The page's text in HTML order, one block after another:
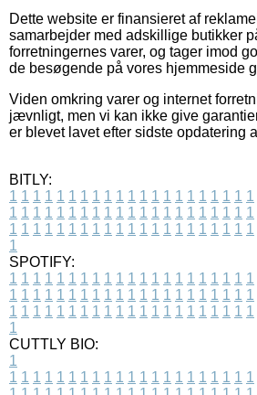
Dette website er finansieret af
samarbejder med adskillige butikker
forretningernes varer, og tager imod
de besøgende på vores hjemmeside
Viden omkring varer og internet
jævnligt, men vi kan ikke give
er blevet lavet efter sidste opdatering
BITLY:
1 1 1 1 1 1 1 1 1 1 1 1 1 1 1 1 1 1 1 1 1
1 1 1 1 1 1 1 1 1 1 1 1 1 1 1 1 1 1 1 1 1
1 1 1 1 1 1 1 1 1 1 1 1 1 1 1 1 1 1 1 1 1
1
SPOTIFY:
1 1 1 1 1 1 1 1 1 1 1 1 1 1 1 1 1 1 1 1 1
1 1 1 1 1 1 1 1 1 1 1 1 1 1 1 1 1 1 1 1 1
1 1 1 1 1 1 1 1 1 1 1 1 1 1 1 1 1 1 1 1 1
1
CUTTLY BIO:
1
1 1 1 1 1 1 1 1 1 1 1 1 1 1 1 1 1 1 1 1 1